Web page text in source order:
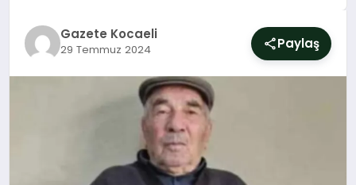
MAGAZIN
Gazete Kocaeli
29 Temmuz 2024 Paylaş